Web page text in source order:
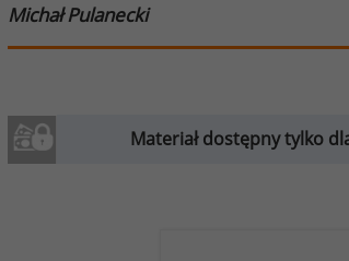
Michał Pulanecki
Materiał dostępny tylko